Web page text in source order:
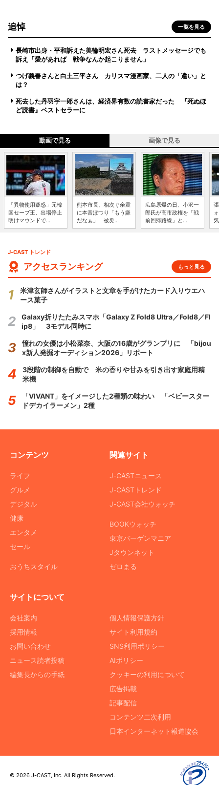
追悼 一覧を見る
長崎市出身・平和訴えた美輪明宏さん死去 ラストメッセージでも
訴え「愛があれば 戦争なんか起こりません」
つげ義春さんと白土三平さん カリスマ漫画家、二人の「違い」と
は？
死去した丹羽宇一郎さんは、経済界有数の読書家だった 『死ぬほ
ど読書』ベストセラーに
動画で見る 画像で見る
「異物使用疑惑」元韓
国セーブ王、出場停止
明けマウンドで...
熊本市長、相次ぐ余震
に本音ぽつり「もう嫌
だなぁ」 被災...
広島原爆の日、小沢一
郎氏が高市政権を「戦
前回帰路線」と...
J-CAST トレンド
アクセスランキング もっと見る
米津玄師さんがイラストと文章を手がけたカード入りウエハ
ース菓子
Galaxy折りたたみスマホ「Galaxy Z Fold8 Ultra／Fold8／Fl
ip8」 3モデル同時に
憧れの女優は小松菜奈、大阪の16歳がグランプリに 「bijou
x新人発掘オーディション2026」リポート
3段階の制御を自動で 米の香りや甘みを引き出す家庭用精
米機
「VIVANT」をイメージした2種類の味わい 「ベビースター
ドデカイラーメン」2種
コンテンツ
ライフ
グルメ
デジタル
健康
エンタメ
セール
おうちスタイル
関連サイト
J-CASTニュース
J-CASTトレンド
J-CAST会社ウォッチ
BOOKウォッチ
東京バーゲンマニア
Jタウンネット
ゼロまる
サイトについて
会社案内
採用情報
お問い合わせ
ニュース読者投稿
編集長からの手紙
個人情報保護方針
サイト利用規約
SNS利用ポリシー
AIポリシー
クッキーの利用について
広告掲載
記事配信
コンテンツ二次利用
日本インターネット報道協会
© 2026 J-CAST, Inc. All Rights Reserved.